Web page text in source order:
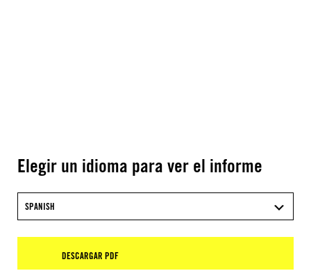
Elegir un idioma para ver el informe
SPANISH
DESCARGAR PDF